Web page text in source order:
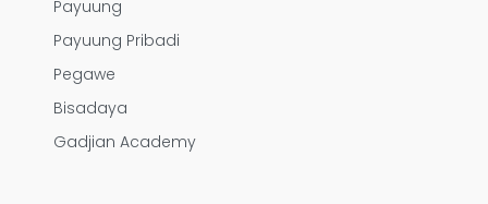
Payuung
Payuung Pribadi
Pegawe
Bisadaya
Gadjian Academy